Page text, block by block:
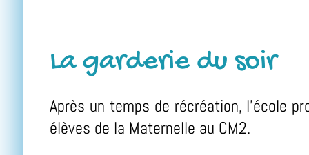
La garderie du soir
Après un temps de récréation, l'école
élèves de la Maternelle au CM2.